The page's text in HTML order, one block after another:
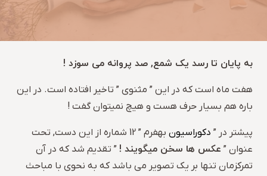
به پایان تا رسد یک شمع, صد پروانه می سوزد !
هفت ماه است که در این ” مثنوی ” تاخیر افتاده است. در این
باره هم بسیار حرف هست و هیچ نمیتوان گفت !
پیشتر در ” دکوراسیون
بهفرم ” 12 شماره از این دست, تحت
عنوان ” عکس ها سخن میگویند ! ” تقدیم شد که در آن
تمرکزمان تنها بر یک تصویر می باشد که به نحوی با مباحث